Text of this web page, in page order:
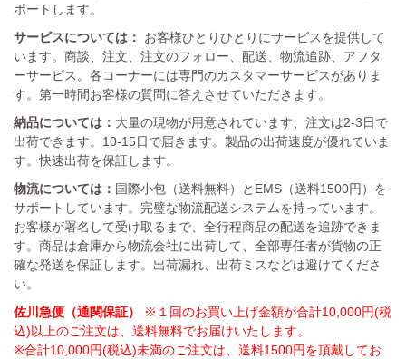
ポートします。
サービスについては：
お客様ひとりひとりにサービスを提供して
います。商談、注文、注文のフォロー、配送、物流追跡、アフタ
ーサービス。各コーナーには専門のカスタマーサービスがありま
す。第一時間お客様の質問に答えさせていただきます。
納品については： 大量の現物が用意されています、注文は2-3日で
出荷できます。10-15日で届きます。製品の出荷速度が優れていま
す。快速出荷を保証します。
物流については： 国際小包（送料無料）とEMS（送料1500円）を
サポートしています。完璧な物流配送システムを持っています。
お客様が署名して受け取るまで、全行程商品の配送を追跡できま
す。商品は倉庫から物流会社に出荷して、全部専任者が貨物の正
確な発送を保証します。出荷漏れ、出荷ミスなどは避けてくださ
い。
佐川急便（通関保証）
※１回のお買い上げ金額が合計10,000円(税
込)以上のご注文は、送料無料でお届けいたします。
※合計10,000円(税込)未満のご注文は、送料1500円を頂戴してお